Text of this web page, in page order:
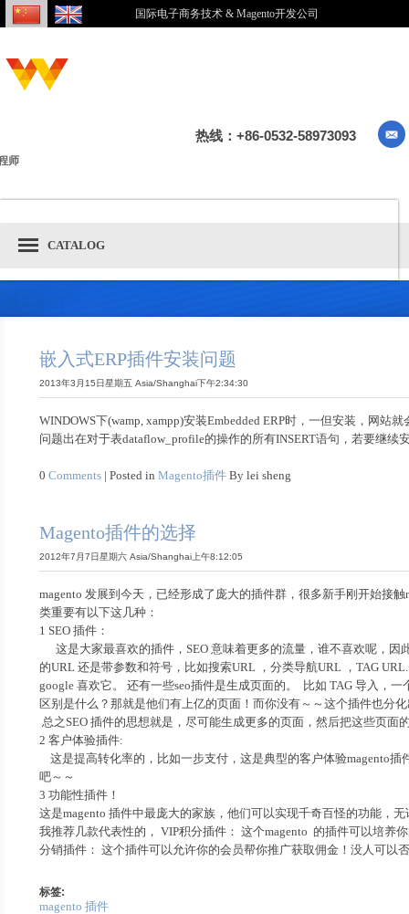
国际电子商务技术 & Magento开发公司
热线：+86-0532-58973093
师
CATALOG
嵌入式ERP插件安装问题
2013年3月15日星期五 Asia/Shanghai下午2:34:30
WINDOWS下(wamp, xampp)安装Embedded ERP时，一但安装，网站
问题出在对于表dataflow_profile的操作的所有INSERT语句，若要继续
0Comments | Posted inMagento插件 By lei sheng
Magento插件的选择
2012年7月7日星期六 Asia/Shanghai上午8:12:05
magento 发展到今天，已经形成了庞大的插件群，很多新手刚开始接
类重要有以下这几种：
1 SEO 插件：
这是大家最喜欢的插件，SEO 意味着更多的流量，谁不喜欢呢，因
的URL 还是带参数和符号，比如搜索URL ，分类导航URL ，TAG
google 喜欢它。 还有一些seo插件是生成页面的。 比如 TAG 导入，
区别是什么？那就是他们有上亿的页面！而你没有～～这个插件也分
总之SEO 插件的思想就是，尽可能生成更多的页面，然后把这些页面
2 客户体验插件:
这是提高转化率的，比如一步支付，这是典型的客户体验magento
吧～～
3 功能性插件！
这是magento 插件中最庞大的家族，他们可以实现千奇百怪的功能，
我推荐几款代表性的， VIP积分插件： 这个magento 的插件可以培
分销插件： 这个插件可以允许你的会员帮你推广获取佣金！没人可以
标签:
magento 插件